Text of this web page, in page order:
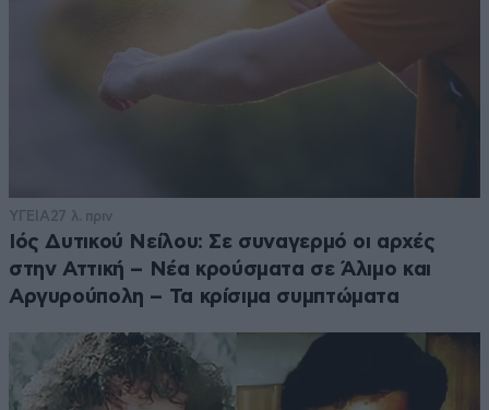
ΥΓΕΙΑ 27 λ. πριν
Ιός Δυτικού Νείλου: Σε συναγερμό οι αρχές
στην Αττική – Νέα κρούσματα σε Άλιμο και
Αργυρούπολη – Τα κρίσιμα συμπτώματα